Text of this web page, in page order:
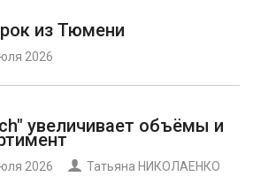
из Тюмени
2026
увеличивает объёмы и
2026 Татьяна НИКОЛАЕНКО